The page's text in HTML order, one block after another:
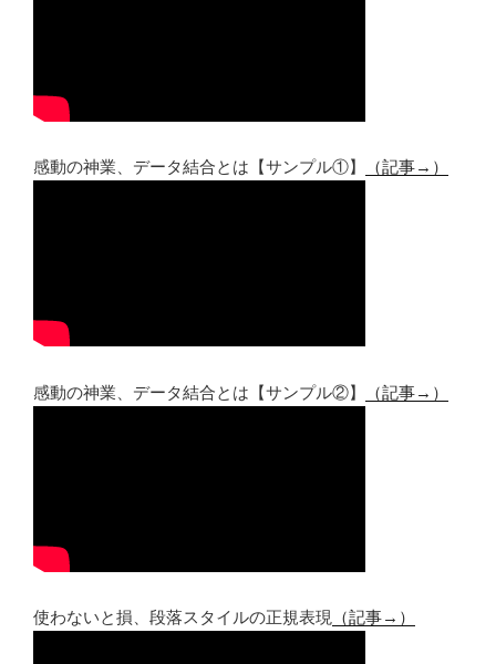
感動の神業、データ結合とは【サンプル①】 （記事→）
感動の神業、データ結合とは【サンプル②】 （記事→）
使わないと損、段落スタイルの正規表現 （記事→）